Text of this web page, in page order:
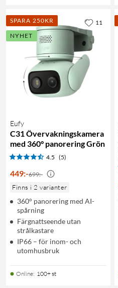
SPARA 250KR
NYHET
Eufy
C31 Övervakningskamera
med 360° panorering Grön
4.5 (5)
449:-699:-
Finns i 2 varianter
360° panorering med AI-
spårning
Färgnattseende utan
strålkastare
IP66 – för inom- och
utomhusbruk
Online: 100+ st
11